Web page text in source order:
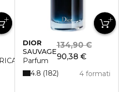
DIOR
SAUVAGE
Parfum
90,38 €
134,90 €
4 formati
4.8 182